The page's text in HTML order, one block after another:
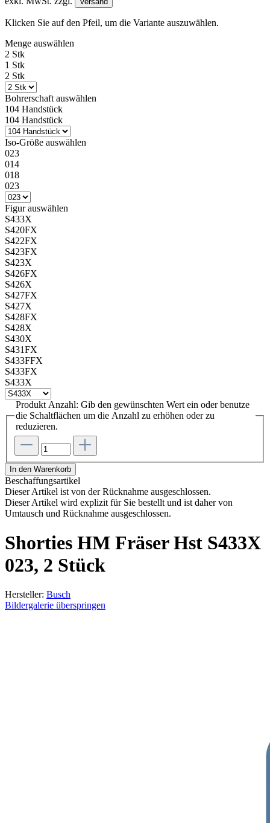
Klicken Sie auf den Pfeil, um die Variante auszuwählen.
Menge auswählen
2 Stk
1 Stk
2 Stk
Bohrerschaft auswählen
104 Handstück
104 Handstück
Iso-Größe auswählen
023
014
018
023
Figurauswählen
S433X
S420FX
S422FX
S423FX
S423X
S426FX
S426X
S427FX
S427X
S428FX
S428X
S430X
S431FX
S433FFX
S433FX
S433X
Produkt Anzahl: Gib den gewünschten Wert ein oder benutze
die Schaltflächen um die Anzahl zu erhöhen oder zu
reduzieren.
In den Warenkorb
Beschaffungsartikel
Dieser Artikel ist von der Rücknahme ausgeschlossen.
Dieser Artikel wird explizit für Sie bestellt und ist daher von
Umtausch und Rücknahme ausgeschlossen.
Shorties HM Fräser Hst S433X
023, 2 Stück
Hersteller: Busch
Bildergalerie überspringen